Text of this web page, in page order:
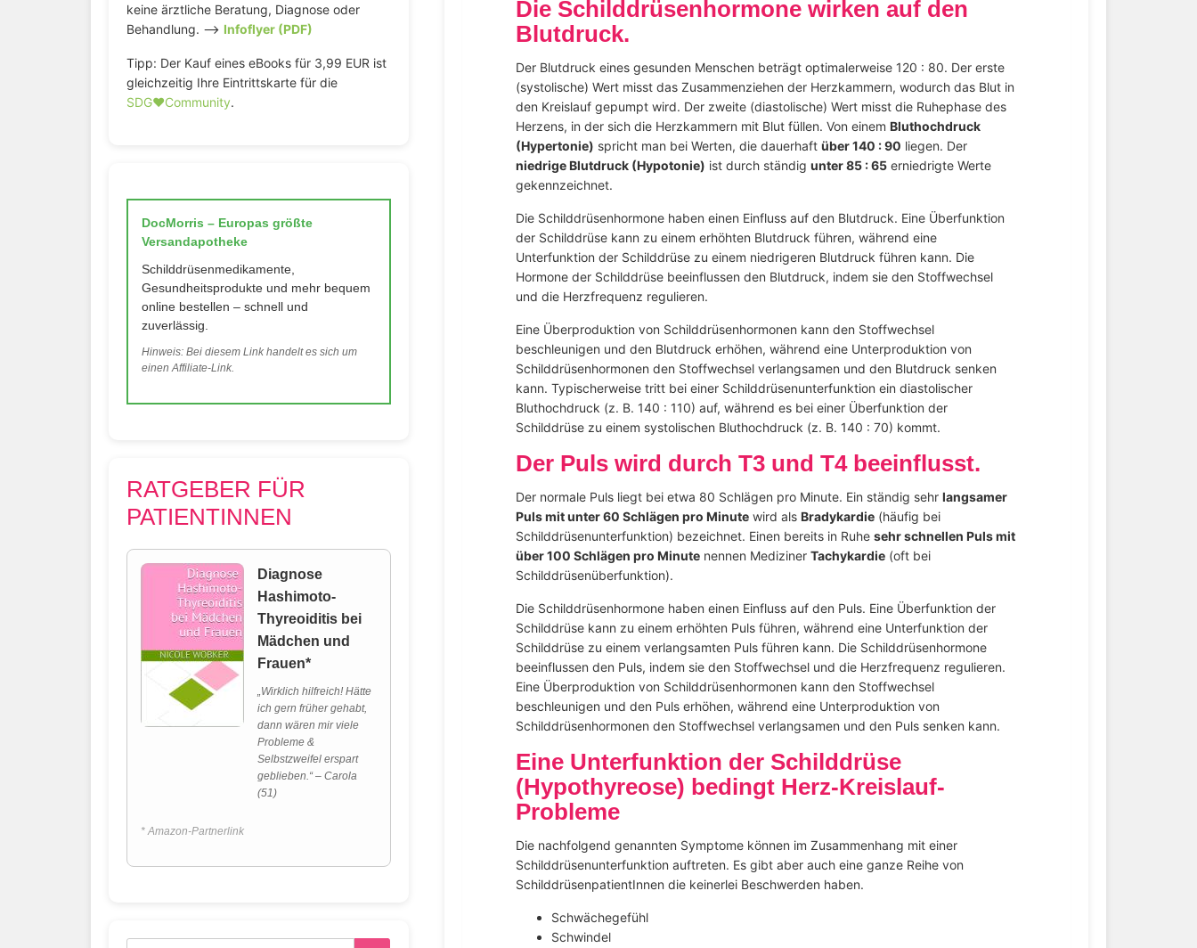
Die Schilddrüsenhormone wirken auf den
Blutdruck.
Der Blutdruck eines gesunden Menschen beträgt optimalerweise 120 : 80. Der erste
(systolische) Wert misst das Zusammenziehen der Herzkammern, wodurch das Blut in
den Kreislauf gepumpt wird. Der zweite (diastolische) Wert misst die Ruhephase des
Herzens, in der sich die Herzkammern mit Blut füllen. Von einem Bluthochdruck
(Hypertonie) spricht man bei Werten, die dauerhaft über 140 : 90 liegen. Der
niedrige Blutdruck (Hypotonie) ist durch ständig unter 85 : 65erniedrigte Werte
gekennzeichnet.
Die Schilddrüsenhormone haben einen Einfluss auf den Blutdruck. Eine Überfunktion
der Schilddrüse kann zu einem erhöhten Blutdruck führen, während eine
Unterfunktion der Schilddrüse zu einem niedrigeren Blutdruck führen kann. Die
Hormone der Schilddrüse beeinflussen den Blutdruck, indem sie den Stoffwechsel
und die Herzfrequenz regulieren.
Eine Überproduktion von Schilddrüsenhormonen kann den Stoffwechsel
beschleunigen und den Blutdruck erhöhen, während eine Unterproduktion von
Schilddrüsenhormonen den Stoffwechsel verlangsamen und den Blutdruck senken
kann. Typischerweise tritt bei einer Schilddrüsenunterfunktion ein diastolischer
Bluthochdruck (z. B. 140 : 110) auf, während es bei einer Überfunktion der
Schilddrüse zu einem systolischen Bluthochdruck (z. B. 140 : 70) kommt.
Der Puls wird durch T3 und T4 beeinflusst.
Der normale Puls liegt bei etwa 80 Schlägen pro Minute. Ein ständig sehr langsamer
Puls mit unter 60 Schlägen pro Minutewird als Bradykardie(häufig bei
Schilddrüsenunterfunktion) bezeichnet. Einen bereits in Ruhe sehr schnellen Puls mit
über 100 Schlägen pro Minutenennen Mediziner Tachykardie(oft bei
Schilddrüsenüberfunktion).
Die Schilddrüsenhormone haben einen Einfluss auf den Puls. Eine Überfunktion der
Schilddrüse kann zu einem erhöhten Puls führen, während eine Unterfunktion der
Schilddrüse zu einem verlangsamten Puls führen kann. Die Schilddrüsenhormone
beeinflussen den Puls, indem sie den Stoffwechsel und die Herzfrequenz regulieren.
Eine Überproduktion von Schilddrüsenhormonen kann den Stoffwechsel
beschleunigen und den Puls erhöhen, während eine Unterproduktion von
Schilddrüsenhormonen den Stoffwechsel verlangsamen und den Puls senken kann.
Eine Unterfunktion der Schilddrüse
(Hypothyreose) bedingt Herz-Kreislauf-
Probleme
Die nachfolgend genannten Symptome können im Zusammenhang mit einer
Schilddrüsenunterfunktion auftreten. Es gibt aber auch eine ganze Reihe von
SchilddrüsenpatientInnen die keinerlei Beschwerden haben.
Schwächegefühl
Schwindel
keine ärztliche Beratung, Diagnose oder
Behandlung. –> Infoflyer (PDF)
Tipp: Der Kauf eines eBooks für 3,99 EUR ist
gleichzeitig Ihre Eintrittskarte für die
SDG♥️Community.
DocMorris – Europas größte
Versandapotheke
Schilddrüsenmedikamente,
Gesundheitsprodukte und mehr bequem
online bestellen – schnell und
zuverlässig.
Hinweis: Bei diesem Link handelt es sich um
einen Affiliate-Link.
RATGEBER FÜR
PATIENTINNEN
Diagnose
Hashimoto-
Thyreoiditis bei
Mädchen und
Frauen*
„Wirklich hilfreich! Hätte
ich gern früher gehabt,
dann wären mir viele
Probleme &
Selbstzweifel erspart
geblieben.“ – Carola
(51)
* Amazon-Partnerlink